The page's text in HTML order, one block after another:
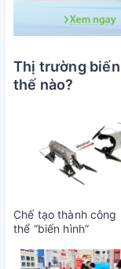
Thị trường
thế nào?
Chế tạo thành công
thể “biến hình”